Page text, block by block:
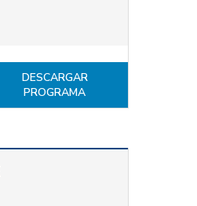
DESCARGAR
PROGRAMA